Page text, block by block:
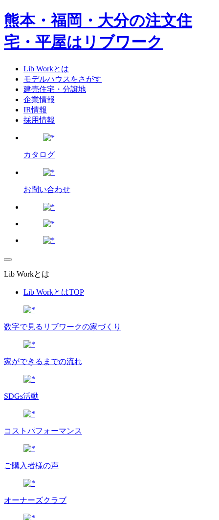
熊本・福岡・大分の注文住
宅・平屋はリブワーク
Lib Workとは
モデルハウスをさがす
建売住宅・分譲地
企業情報
IR情報
採用情報
カタログ
お問い合わせ
Lib Workとは
Lib WorkとはTOP
数字で⾒るリブワークの家づくり
家ができるまでの流れ
SDGs活動
コストパフォーマンス
ご購入者様の声
オーナーズクラブ